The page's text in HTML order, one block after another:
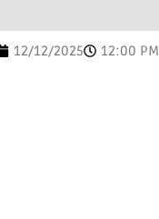
12/12/2025 12:00 PM